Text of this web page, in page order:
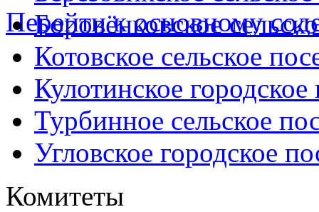
Перейти к основному
Боровёнковское
Котовское сельское
Кулотинское городское
Турбинное сельское
Угловское городское
Комитеты